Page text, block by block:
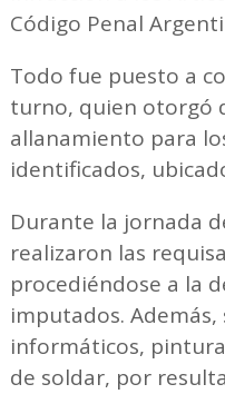
Código Penal
Todo fue puesto a
turno, quien otorgó
allanamiento para
identificados,
Durante la jornada
realizaron las
procediéndose a la
imputados.
informáticos,
de soldar, por